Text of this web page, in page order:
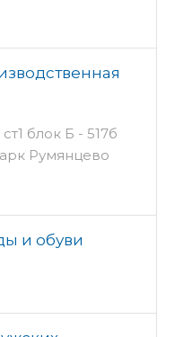
блок Б - 517б
Румянцево
и обуви